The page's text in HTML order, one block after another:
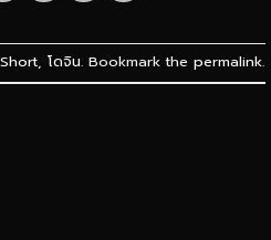
, โดจิน. Bookmark the permalink.